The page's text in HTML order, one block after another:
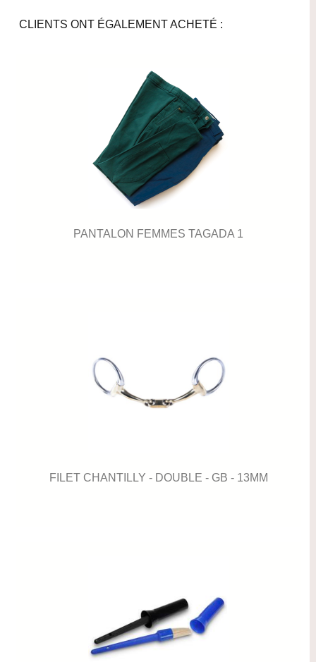
CLIENTS ONT ÉGALEMENT ACHETÉ :
PANTALON FEMMES TAGADA 1
FILET CHANTILLY - DOUBLE - GB - 13MM